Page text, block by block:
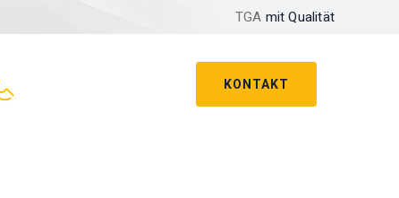
TGA mit Qualität
KONTAKT